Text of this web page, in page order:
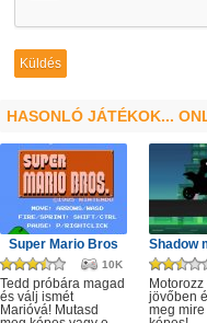
HASONLÓ JÁTÉKOK...
Super Mario Bros
10K
Tedd próbára magad
és válj ismét
Marióvá! Mutasd
jövőben
meg